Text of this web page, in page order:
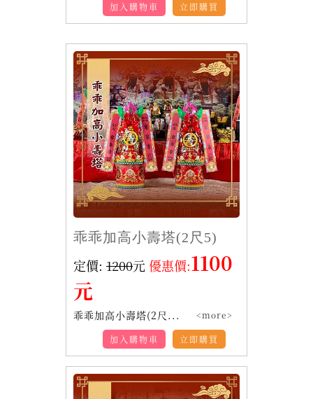
立即購買
加入購物車
乖乖加高小壽塔(2尺5)
定價: 1200元 優惠價:1100
元
乖乖加高小壽塔(2尺... <more>
立即購買
加入購物車